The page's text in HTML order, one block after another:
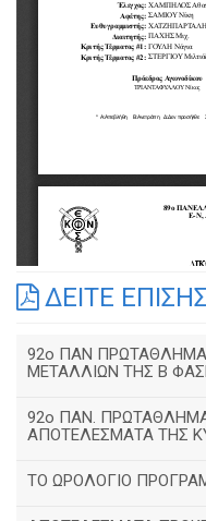
ΔΕΙΤΕ ΕΠΙΣΗΣ
92o ΠΑΝ ΠΡΩΤΑΘΛΗΜΑ
ΜΕΤΑΛΛΙΩΝ ΤΗΣ Β
92ο ΠΑΝ.
ΑΠΟΤΕΛΕΣΜΑΤΑ ΤΗΣ
ΤΟ ΩΡΟΛΟΓΙΟ